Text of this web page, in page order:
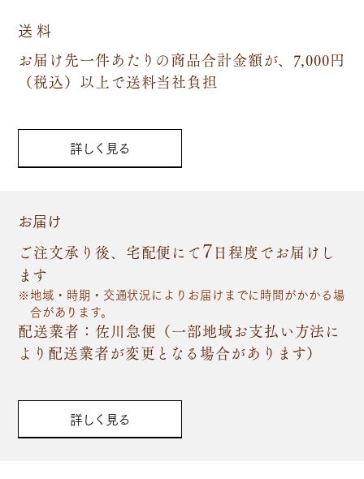
送 料
お届け先一件あたりの商品合計金額が、7,000円
（税込）以上で送料当社負担
詳しく見る
お届け
ご注文承り後、宅配便にて7日程度でお届けし
ます
地域・時期・交通状況によりお届けまでに時間がかかる場
合があります。
配送業者：佐川急便（一部地域お支払い方法に
より配送業者が変更となる場合があります）
詳しく見る